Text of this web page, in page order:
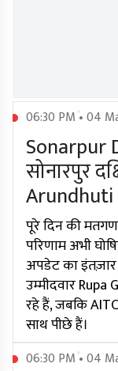
06:30 PM • 04
Sonarpur
सोनारपुर
Arundhuti
पूरे दिन की
परिणाम अभी
अपडेट का
उम्मीदवार
रहे हैं, जबकि
साथ पीछे हैं।
06:30 PM • 04